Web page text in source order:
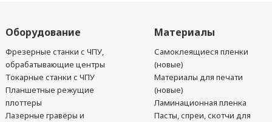
Оборудование
Фрезерные станки с ЧПУ,
обрабатывающие центры
Токарные станки с ЧПУ
Планшетные режущие
плоттеры
Лазерные гравёры и
Материалы
Самоклеящиеся пленки
(новые)
Материалы для печати
(новые)
Ламинационная пленка
Пасты, спреи, скотчи для